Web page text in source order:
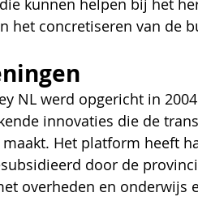
kunnen helpen bij het
het concretiseren van de
NL werd opgericht in
innovaties die de
Het platform heeft
door de
overheden en onderwijs